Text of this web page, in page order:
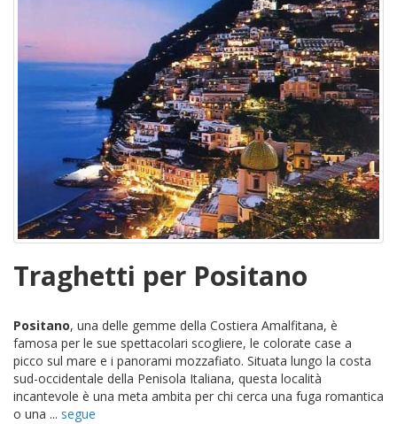
Traghetti per Positano
Positano, una delle gemme della Costiera Amalfitana, è
famosa per le sue spettacolari scogliere, le colorate case a
picco sul mare e i panorami mozzafiato. Situata lungo la costa
sud-occidentale della Penisola Italiana, questa località
incantevole è una meta ambita per chi cerca una fuga romantica
o una ... segue